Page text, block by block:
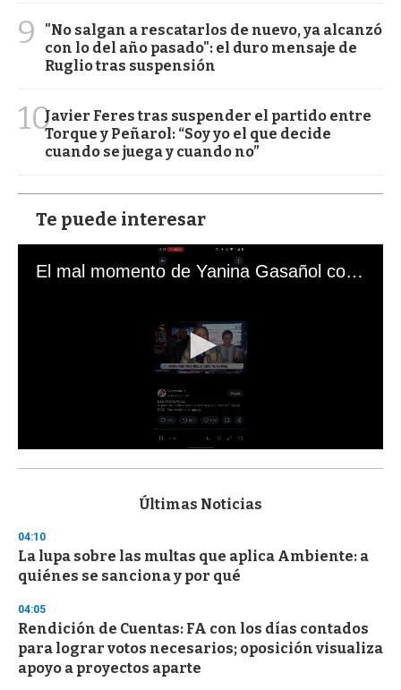
9
"No salgan a rescatarlos de nuevo, ya alcanzó
con lo del año pasado": el duro mensaje de
Ruglio tras suspensión
10Javier Feres tras suspender el partido entre
Torque y Peñarol: “Soy yo el que decide
cuando se juega y cuando no”
Te puede interesar
El mal momento de Yanina Gasañol con un hincha argentino en "Subrayado"
s
d
s
o
f
3
s
c
o
Últimas Noticias
04:10
La lupa sobre las multas que aplica Ambiente: a
quiénes se sanciona y por qué
04:05
Rendición de Cuentas: FA con los días contados
para lograr votos necesarios; oposición visualiza
apoyo a proyectos aparte